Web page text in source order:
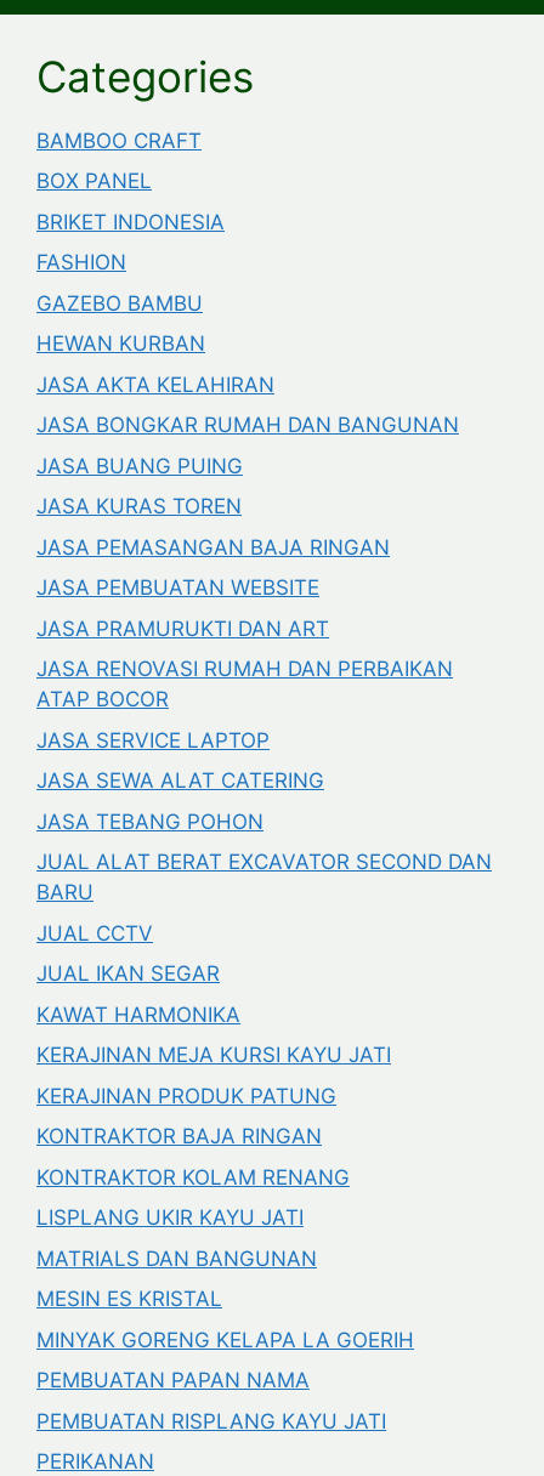
Categories
BAMBOO CRAFT
BOX PANEL
BRIKET INDONESIA
FASHION
GAZEBO BAMBU
HEWAN KURBAN
JASA AKTA KELAHIRAN
JASA BONGKAR RUMAH DAN BANGUNAN
JASA BUANG PUING
JASA KURAS TOREN
JASA PEMASANGAN BAJA RINGAN
JASA PEMBUATAN WEBSITE
JASA PRAMURUKTI DAN ART
JASA RENOVASI RUMAH DAN PERBAIKAN
ATAP BOCOR
JASA SERVICE LAPTOP
JASA SEWA ALAT CATERING
JASA TEBANG POHON
JUAL ALAT BERAT EXCAVATOR SECOND DAN
BARU
JUAL CCTV
JUAL IKAN SEGAR
KAWAT HARMONIKA
KERAJINAN MEJA KURSI KAYU JATI
KERAJINAN PRODUK PATUNG
KONTRAKTOR BAJA RINGAN
KONTRAKTOR KOLAM RENANG
LISPLANG UKIR KAYU JATI
MATRIALS DAN BANGUNAN
MESIN ES KRISTAL
MINYAK GORENG KELAPA LA GOERIH
PEMBUATAN PAPAN NAMA
PEMBUATAN RISPLANG KAYU JATI
PERIKANAN